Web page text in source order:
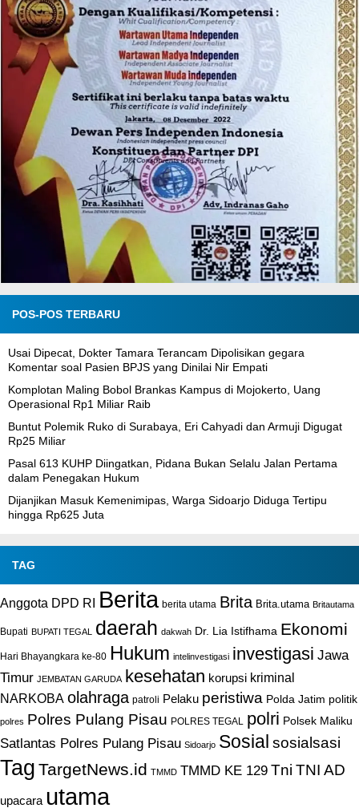
POS-POS TERBARU
Usai Dipecat, Dokter Tamara Terancam Dipolisikan gegara
Komentar soal Pasien BPJS yang Dinilai Nir Empati
Komplotan Maling Bobol Brankas Kampus di Mojokerto, Uang
Operasional Rp1 Miliar Raib
Buntut Polemik Ruko di Surabaya, Eri Cahyadi dan Armuji Digugat
Rp25 Miliar
Pasal 613 KUHP Diingatkan, Pidana Bukan Selalu Jalan Pertama
dalam Penegakan Hukum
Dijanjikan Masuk Kemenimipas, Warga Sidoarjo Diduga Tertipu
hingga Rp625 Juta
TAG
Anggota DPD RI Berita berita utama Brita Brita.utama Britautama
Bupati BUPATI TEGAL daerah dakwah Dr. Lia Istifhama Ekonomi
Hari Bhayangkara ke-80 Hukum intelinvestigasi investigasi Jawa
Timur JEMBATAN GARUDA kesehatan korupsi kriminal
NARKOBA olahraga patroli Pelaku peristiwa Polda Jatim politik
polres Polres Pulang Pisau POLRES TEGAL polri Polsek Maliku
Satlantas Polres Pulang Pisau Sidoarjo Sosial sosialsasi
Tag TargetNews.id TMMD TMMD KE 129 Tni TNI AD
upacara utama